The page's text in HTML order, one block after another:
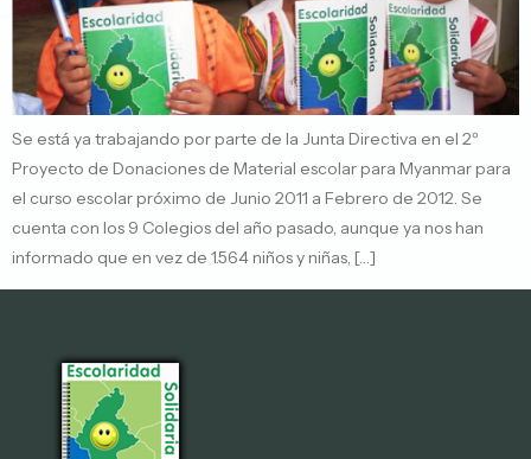
Se está ya trabajando por parte de la Junta Directiva en el 2º
Proyecto de Donaciones de Material escolar para Myanmar para
el curso escolar próximo de Junio 2011 a Febrero de 2012. Se
cuenta con los 9 Colegios del año pasado, aunque ya nos han
informado que en vez de 1.564 niños y niñas, […]